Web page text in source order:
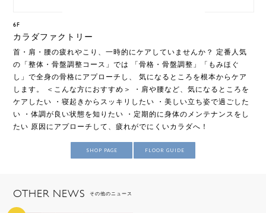
6F
カラダファクトリー
首・肩・腰の疲れやこり、一時的にケアしていませんか？ 定番人気
の「整体・骨盤調整コース」では 「骨格・骨盤調整」「もみほぐ
し」で全身の骨格にアプローチし、 気になるところを根本からケア
します。 ＜こんな方におすすめ＞ ・肩や腰など、気になるところを
ケアしたい ・寝起きからスッキリしたい ・美しい立ち姿で過ごした
い ・体調が良い状態を知りたい ・定期的に身体のメンテナンスをし
たい 原因にアプローチして、疲れがでにくいカラダへ！
SHOP PAGE FLOOR GUIDE
OTHER NEWS その他のニュース